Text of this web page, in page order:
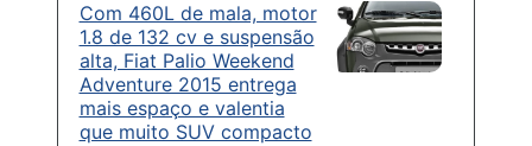
Com 460L de mala, motor
1.8 de 132 cv e suspensão
alta, Fiat Palio Weekend
Adventure 2015 entrega
mais espaço e valentia
que muito SUV compacto